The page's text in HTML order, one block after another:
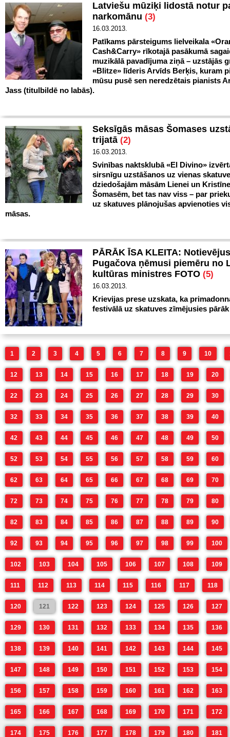
Latviešu mūziķi lidostā notur
narkomānu (3)
16.03.2013.
Patīkams pārsteigums lielveikala
Cash&Carry» rīkotajā pasākumā
muzikālā pavadījuma ziņā – uzstājās
«Blitze» līderis Arvīds Berķis, kuram
mūsu pusē sen neredzētais pianists
Jass (titulbildē no labās).
Seksīgās māsas Šomases
trijatā (2)
16.03.2013.
Svinības naktsklubā «El Divino»
sirsnīgu uzstāšanos uz vienas
dziedošajām māsām Lienei un
Šomasēm, bet tas nav viss – par
uz skatuves plānojušas apvienoties
māsas.
PĀRĀK ĪSA KLEITA:
Pugačova ņēmusi piemēru no
kultūras ministres FOTO (5)
16.03.2013.
Krievijas prese uzskata, ka
festivālā uz skatuves zīmējusies
1 2 3 4 5 6 7 8 9 10
12 13 14 15 16 17 18 19 20
22 23 24 25 26 27 28 29 30
32 33 34 35 36 37 38 39 40
42 43 44 45 46 47 48 49 50
52 53 54 55 56 57 58 59 60
62 63 64 65 66 67 68 69 70
72 73 74 75 76 77 78 79 80
82 83 84 85 86 87 88 89 90
92 93 94 95 96 97 98 99 100
102 103 104 105 106 107 108 109
111 112 113 114 115 116 117 118
120 121 122 123 124 125 126 127
129 130 131 132 133 134 135 136
138 139 140 141 142 143 144 145
147 148 149 150 151 152 153 154
156 157 158 159 160 161 162 163
165 166 167 168 169 170 171 172
174 175 176 177 178 179 180 181